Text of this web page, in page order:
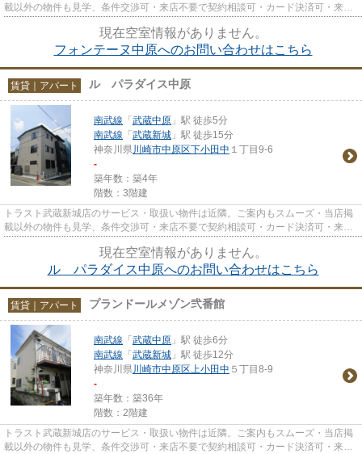
載以外の物件も見学、条件交渉可・来店不要で契約相談可・カード決済可・来店
時無料駐車場有（要電話予約...
現在空室情報がありません。
フォンテーヌ中原へのお問い合わせはこちら
賃貸｜アパート ル パラダイス中原
南武線 「武蔵中原 」駅 徒歩5分
南武線 「武蔵新城 」駅 徒歩15分
神奈川県川崎市中原区下小田中 １丁目9-6
-
築年数：築4年
階数：3階建
トラスト武蔵新城店のサービス・取扱い物件は近隣。ご案内もスムーズ・当店掲
載以外の物件も見学、条件交渉可・来店不要で契約相談可・カード決済可・来店
時無料駐車場有（要電話予約...
現在空室情報がありません。
ル パラダイス中原へのお問い合わせはこちら
賃貸｜アパート プランドールメゾン弐番館
南武線 「武蔵中原 」駅 徒歩6分
南武線 「武蔵新城 」駅 徒歩12分
神奈川県川崎市中原区上小田中 ５丁目8-9
-
築年数：築36年
階数：2階建
トラスト武蔵新城店のサービス・取扱い物件は近隣。ご案内もスムーズ・当店掲
載以外の物件も見学、条件交渉可・来店不要で契約相談可・カード決済可・来店